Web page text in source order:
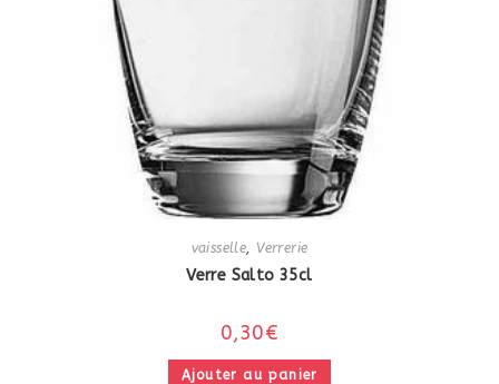
vaisselle Verrerie
Verre Salto 35cl
0,30€
Ajouter au panier